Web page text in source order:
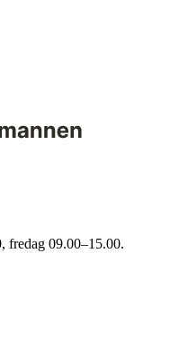
fredag 09.00–15.00.